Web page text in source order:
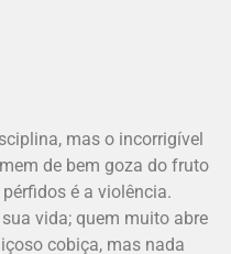
mas o incorrigível
de bem goza do fruto
é a violência.
vida; quem muito abre
cobiça, mas nada